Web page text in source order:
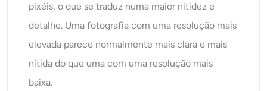
pixéis, o que se traduz numa maior nitidez e
detalhe. Uma fotografia com uma resolução mais
elevada parece normalmente mais clara e mais
nítida do que uma com uma resolução mais
baixa.